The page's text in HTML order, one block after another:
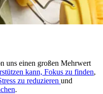
uns einen großen Mehrwert
kann, Fokus zu finden,
zu redu­zie­ren und
.